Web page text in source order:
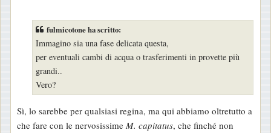
fulmicotone ha scritto:
Immagino sia una fase delicata questa,
per eventuali cambi di acqua o trasferimenti in provette più
grandi..
Vero?
Sì, lo sarebbe per qualsiasi regina, ma qui abbiamo oltretutto a
che fare con le nervosissime M. capitatus, che finché non